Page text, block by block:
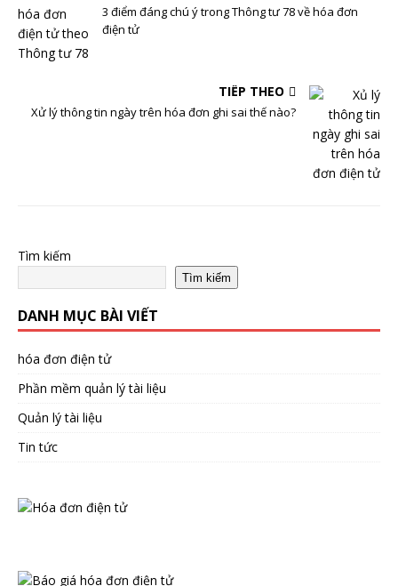
3 điểm đáng chú ý trong Thông tư 78 về hóa đơn
điện tử
TIẾP THEO
Xử lý thông tin ngày trên hóa đơn ghi sai thế nào?
Tìm kiếm
Tìm kiếm
DANH MỤC BÀI VIẾT
hóa đơn điện tử
Phần mềm quản lý tài liệu
Quản lý tài liệu
Tin tức